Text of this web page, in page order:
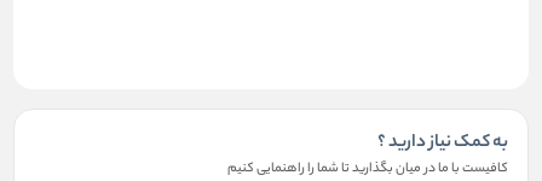
به کمک نیاز دارید ؟
کافیست با ما در میان بگذارید تا شما را راهنمایی کنیم